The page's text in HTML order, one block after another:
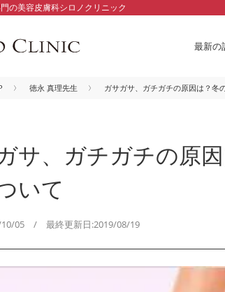
の美容皮膚科シロノクリニック
最新の
徳永 真理先生 ガサガサ、ガチガチの原因は？冬
サ、ガチガチの原
いて
10/05 / 最終更新日:2019/08/19